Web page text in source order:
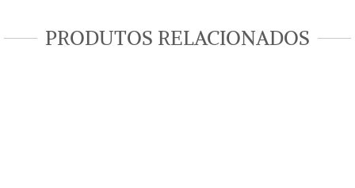
PRODUTOS RELACIONADOS